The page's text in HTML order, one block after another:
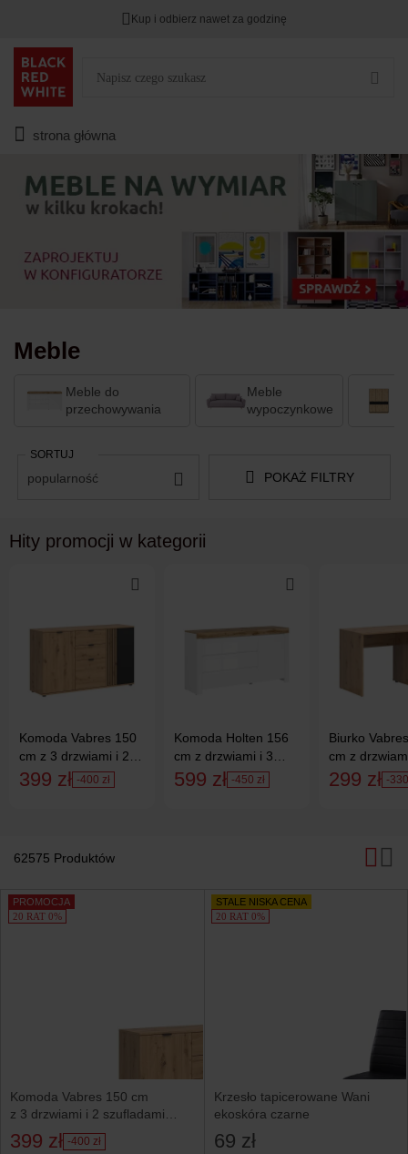
HITY DNIA przy zapisie na Newsletter.
Kup i odbierz nawet za godzinę
strona główna
Meble
Meble do
przechowywania
Meble
wypoczynkowe
62575 Produktów
POKAŻ FILTRY
SORTUJ
popularność
Hity promocji w kategorii
Komoda Vabres 150
cm z 3 drzwiami i 2
szufladami dąb
artisan lamele
399 zł -400 zł
Komoda Holten 156
cm z drzwiami i 3
szufladami biała/dąb
599 zł -450 zł
Biurko
cm z
artisan/
299 zł -
PROMOCJA
20 RAT 0%
Komoda Vabres 150 cm
z 3 drzwiami i 2 szufladami
dąb artisan lamele
399 zł -400 zł
STALE NISKA CENA
20 RAT 0%
Krzesło tapicerowane Wani
ekoskóra czarne
69 zł